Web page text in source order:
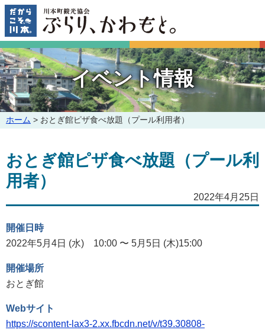
このページの本文へ
イベント情報
こ
ー
ジ
の
置:
ホーム > おとぎ館ピザ食べ放題（プール利用者）
おとぎ館ピザ食べ放題（プール利
用者）
2022年4月25日
開催日時
2022年5月4日 (水) 10:00 〜 5月5日 (木)15:00
開催場所
おとぎ館
Webサイト
https://scontent-lax3-2.xx.fbcdn.net/v/t39.30808-